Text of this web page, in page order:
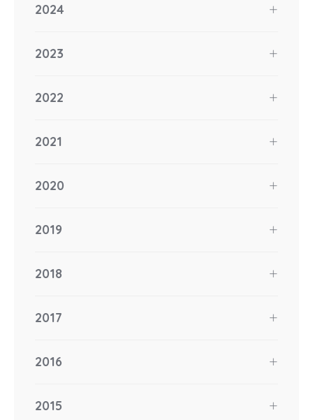
2024
2023
2022
2021
2020
2019
2018
2017
2016
2015